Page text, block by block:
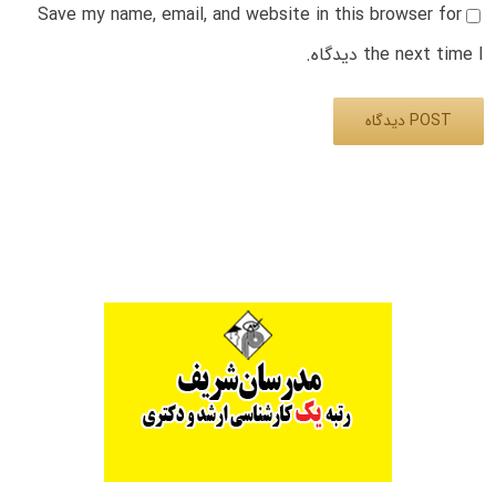
Save my name, email, and website in this browser for
the next time I دیدگاه.